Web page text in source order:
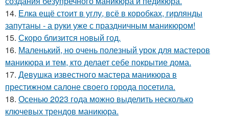
14. Елка ещё стоит в углу, всё в коробках, гирлянды
запутаны - а руки уже с праздничным маникюром!
15. Скоро близится новый год.
16. Маленький, но очень полезный урок для мастеров
маникюра и тем, кто делает себе покрытие дома.
17. Девушка известного мастера маникюра в
престижном салоне своего города посетила.
18. Осенью 2023 года можно выделить несколько
ключевых трендов маникюра.